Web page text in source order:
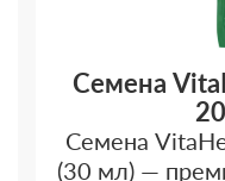
Семена
Семена
(30 мл) —